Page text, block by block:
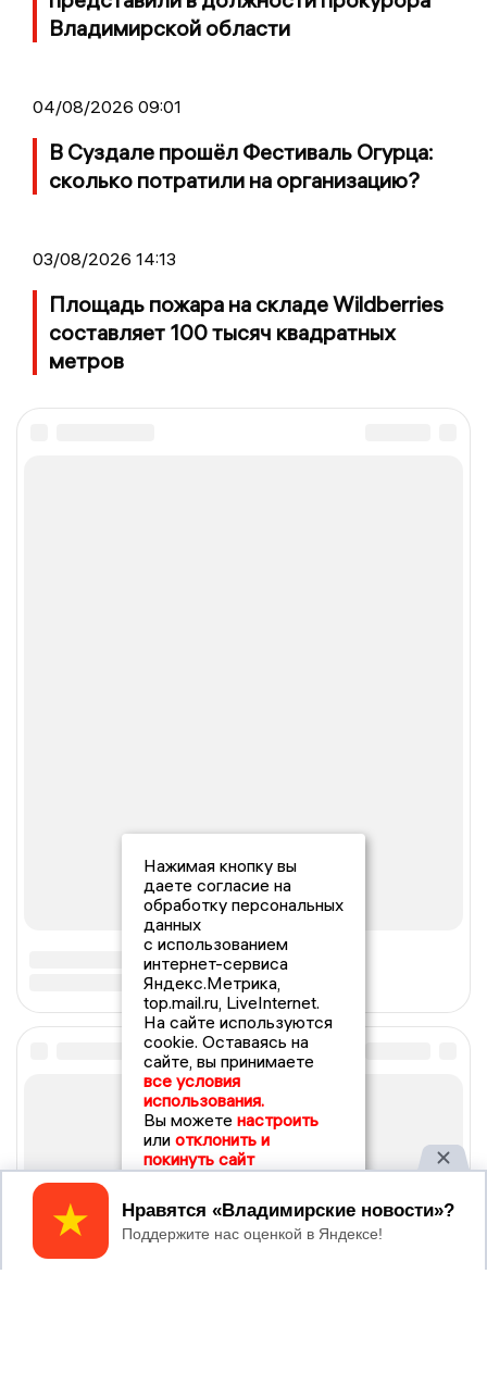
Владимирской области
04/08/2026 09:01
В Суздале прошёл Фестиваль Огурца:
сколько потратили на организацию?
03/08/2026 14:13
Площадь пожара на складе Wildberries
составляет 100 тысяч квадратных
метров
Нажимая кнопку вы
даете согласие на
обработку персональных
данных
с использованием
интернет-сервиса
Яндекс.Метрика,
top.mail.ru, LiveInternet.
На сайте используются
cookie. Оставаясь на
сайте, вы принимаете
все условия
использования.
Вы можете настроить
или отклонить и
покинуть сайт
Принять